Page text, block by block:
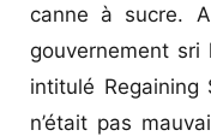
canne à sucre.
gouvernement
intitulé Regaining
n’était pas